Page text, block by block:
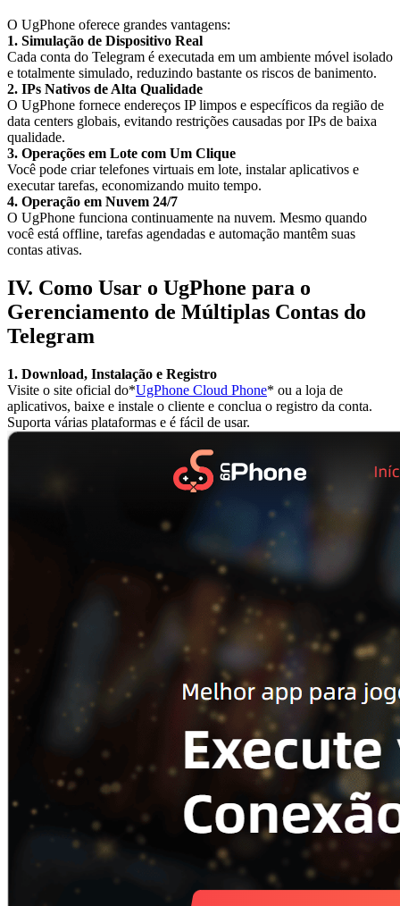
O UgPhone oferece grandes vantagens:
1. Simulação de Dispositivo Real
Cada conta do Telegram é executada em um ambiente móvel isolado
e totalmente simulado, reduzindo bastante os riscos de banimento.
2. IPs Nativos de Alta Qualidade
O UgPhone fornece endereços IP limpos e específicos da região de
data centers globais, evitando restrições causadas por IPs de baixa
qualidade.
3. Operações em Lote com Um Clique
Você pode criar telefones virtuais em lote, instalar aplicativos e
executar tarefas, economizando muito tempo.
4. Operação em Nuvem 24/7
O UgPhone funciona continuamente na nuvem. Mesmo quando
você está offline, tarefas agendadas e automação mantêm suas
contas ativas.
IV. Como Usar o UgPhone para o
Gerenciamento de Múltiplas Contas do
Telegram
1. Download, Instalação e Registro
Visite o site oficial do*UgPhone Cloud Phone* ou a loja de
aplicativos, baixe e instale o cliente e conclua o registro da conta.
Suporta várias plataformas e é fácil de usar.